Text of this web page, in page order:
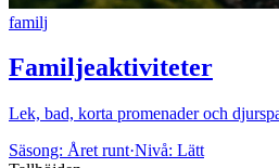
familj
Familjeaktiviteter
Lek, bad, korta promenader och
Säsong: Året runt·Nivå: Lätt